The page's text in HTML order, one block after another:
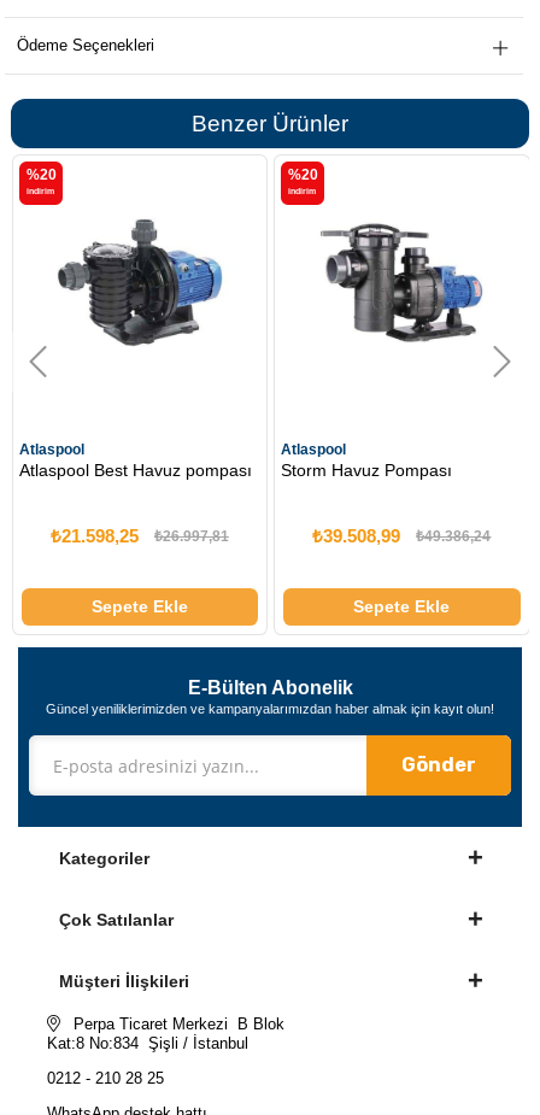
Ödeme Seçenekleri
Benzer Ürünler
Atlaspool
Atlaspool Best Havuz pompası
₺21.598,25 ₺26.997,81
Sepete Ekle
%20
i̇ndirim
Atlaspool
Storm Havuz Pompası
₺39.508,99 ₺49.386,24
Sepete Ekle
%20
i̇ndirim
E-Bülten Abonelik
Güncel yeniliklerimizden ve kampanyalarımızdan haber almak için kayıt olun!
Gönder
Kategoriler
Çok Satılanlar
Müşteri İlişkileri
Perpa Ticaret Merkezi B Blok
Kat:8 No:834 Şişli / İstanbul
0212 - 210 28 25